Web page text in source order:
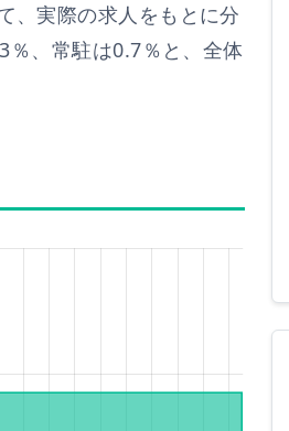
、実際の求人をもとに分
％、常駐は0.7％と、 全体